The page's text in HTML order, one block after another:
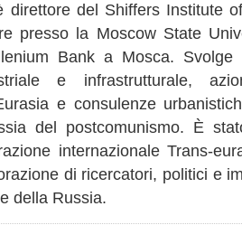
direttore del Shiffers Institute
presso la Moscow State
Bank a Mosca. Svolge
e infrastrutturale,
e consulenze
del postcomunismo. È
internazionale Trans-
di ricercatori, politici e
della Russia.